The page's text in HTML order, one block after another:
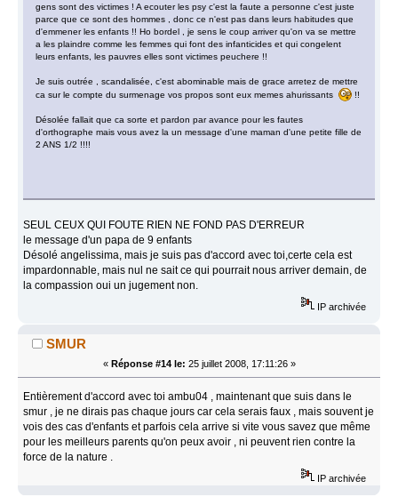
gens sont des victimes ! A ecouter les psy c'est la faute a personne c'est juste
parce que ce sont des hommes , donc ce n'est pas dans leurs habitudes que
d'emmener les enfants !! Ho bordel , je sens le coup arriver qu'on va se mettre
a les plaindre comme les femmes qui font des infanticides et qui congelent
leurs enfants, les pauvres elles sont victimes peuchere !!
Je suis outrée , scandalisée, c'est abominable mais de grace arretez de mettre
ca sur le compte du surmenage vos propos sont eux memes ahurissants
!!
Désolée fallait que ca sorte et pardon par avance pour les fautes
d'orthographe mais vous avez la un message d'une maman d'une petite fille de
2 ANS 1/2 !!!!
SEUL CEUX QUI FOUTE RIEN NE FOND PAS D'ERREUR
le message d'un papa de 9 enfants
Désolé angelissima, mais je suis pas d'accord avec toi,certe cela est
impardonnable, mais nul ne sait ce qui pourrait nous arriver demain, de
la compassion oui un jugement non.
IP archivée
SMUR
« Réponse #14 le: 25 juillet 2008, 17:11:26 »
Entièrement d'accord avec toi ambu04 , maintenant que suis dans le
smur , je ne dirais pas chaque jours car cela serais faux , mais souvent je
vois des cas d'enfants et parfois cela arrive si vite vous savez que même
pour les meilleurs parents qu'on peux avoir , ni peuvent rien contre la
force de la nature .
IP archivée